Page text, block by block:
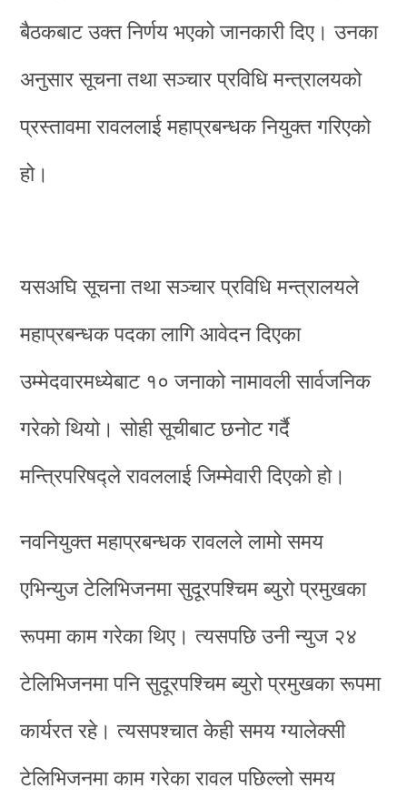
बैठकबाट उक्त निर्णय भएको जानकारी दिए। उनका
अनुसार सूचना तथा सञ्चार प्रविधि मन्त्रालयको
प्रस्तावमा रावललाई महाप्रबन्धक नियुक्त गरिएको
हो।
यसअघि सूचना तथा सञ्चार प्रविधि मन्त्रालयले
महाप्रबन्धक पदका लागि आवेदन दिएका
उम्मेदवारमध्येबाट १० जनाको नामावली सार्वजनिक
गरेको थियो। सोही सूचीबाट छनोट गर्दै
मन्त्रिपरिषद्ले रावललाई जिम्मेवारी दिएको हो।
नवनियुक्त महाप्रबन्धक रावलले लामो समय
एभिन्युज टेलिभिजनमा सुदूरपश्चिम ब्युरो प्रमुखका
रूपमा काम गरेका थिए। त्यसपछि उनी न्युज २४
टेलिभिजनमा पनि सुदूरपश्चिम ब्युरो प्रमुखका रूपमा
कार्यरत रहे। त्यसपश्चात केही समय ग्यालेक्सी
टेलिभिजनमा काम गरेका रावल पछिल्लो समय